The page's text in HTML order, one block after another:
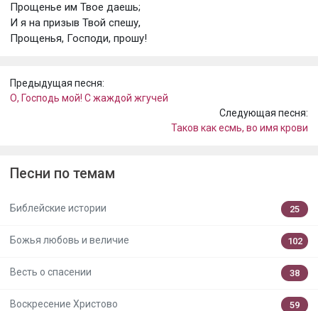
Прощенье им Твое даешь;
И я на призыв Твой спешу,
Прощенья, Господи, прошу!
Предыдущая песня:
О, Господь мой! С жаждой жгучей
Следующая песня:
Таков как есмь, во имя крови
Песни по темам
Библейские истории 25
Божья любовь и величие 102
Весть о спасении 38
Воскресение Христово 59